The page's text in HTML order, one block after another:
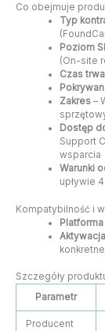
Co obejmuje
Typ
Poziom
(On-site
Czas
Zakres–
Dostęp
Support
wsparcia
Warunki
upływie
Kompatybilność i
Platforma
Aktywacja
Szczegóły
Parametr
Producent